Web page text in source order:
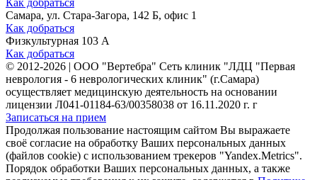
Как добраться
Самара, ул. Стара-Загора, 142 Б, офис 1
Как добраться
Физкультурная 103 А
Как добраться
© 2012-2026 | ООО "Вертебра" Сеть клиник "ЛДЦ "Первая
неврология - 6 неврологических клиник" (г.Самара)
осуществляет медицинскую деятельность на основании
лицензии Л041-01184-63/00358038 от 16.11.2020 г. г
Записаться на прием
Продолжая пользование настоящим сайтом Вы выражаете
своё согласие на обработку Ваших персональных данных
(файлов cookie) с использованием трекеров "Yandex.Metrics".
Порядок обработки Ваших персональных данных, а также